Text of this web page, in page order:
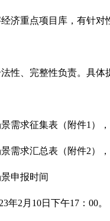
济重点项目库，有针
性、完整性负责。具体
需求征集表（附件1）
需求汇总表（附件2）
申报时间
年2月10日下午17：00。